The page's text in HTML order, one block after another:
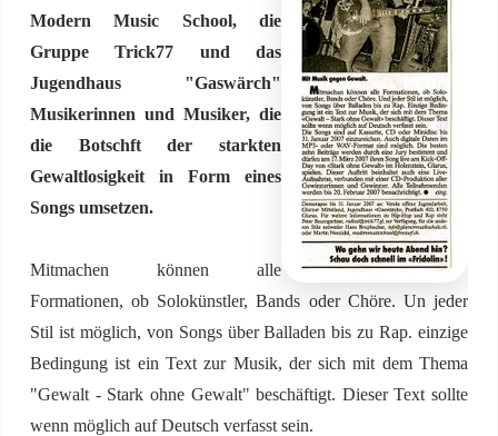
Modern Music School, die
Gruppe Trick77 und das
Jugendhaus "Gaswärch"
Musikerinnen und Musiker, die
die Botschft der starkten
Gewaltlosigkeit in Form eines
Songs umsetzen.
Mitmachen können alle
Formationen, ob Solokünstler, Bands oder Chöre. Un jeder
Stil ist möglich, von Songs über Balladen bis zu Rap. einzige
Bedingung ist ein Text zur Musik, der sich mit dem Thema
"Gewalt - Stark ohne Gewalt" beschäftigt. Dieser Text sollte
wenn möglich auf Deutsch verfasst sein.